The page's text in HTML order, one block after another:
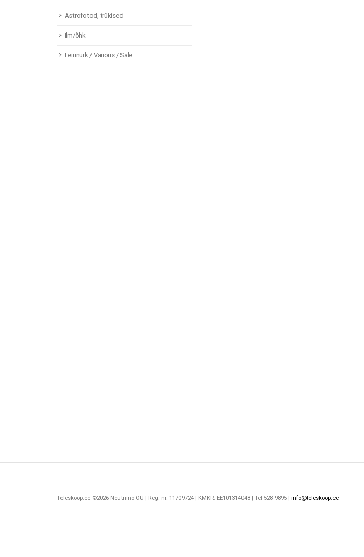
Astrofotod, trükised
Ilm/õhk
Leiunurk / Various / Sale
Teleskoop.ee ©2026 Neutriino OÜ | Reg. nr. 11709724 | KMKR: EE101314048 | Tel 528 9895 | info@teleskoop.ee